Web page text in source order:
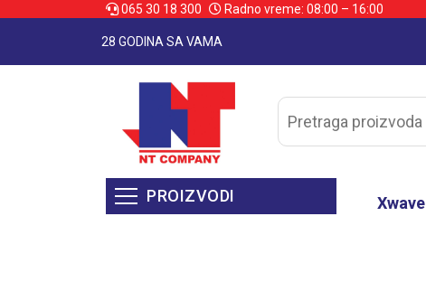
065 30 18 300 Radno vreme: 08:00 – 16:00
28 GODINA SA VAMA
PROIZVODI Xwave